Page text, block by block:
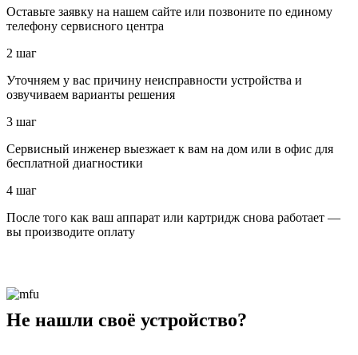
Оставьте заявку на нашем сайте или позвоните по единому
телефону сервисного центра
2 шаг
Уточняем у вас причину неисправности устройства и
озвучиваем варианты решения
3 шаг
Сервисный инженер выезжает к вам на дом или в офис для
бесплатной диагностики
4 шаг
После того как ваш аппарат или картридж снова работает —
вы производите оплату
Не нашли своё устройство?